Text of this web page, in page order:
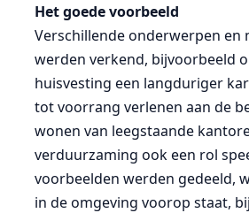
Het goede voorbeeld
Verschillende onderwerpen en
werden verkend, bijvoorbeeld
huisvesting een langduriger
tot voorrang verlenen aan de
wonen van leegstaande
verduurzaming ook een rol
voorbeelden werden gedeeld,
in de omgeving voorop staat,